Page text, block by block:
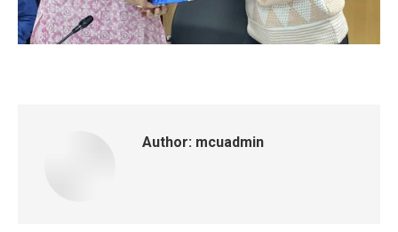
Author: mcuadmin